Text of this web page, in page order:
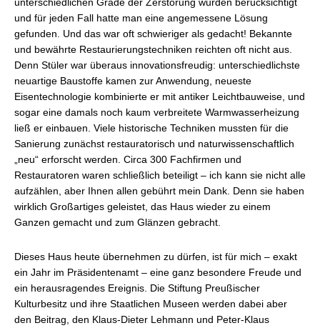
und für jeden Fall hatte man eine angemessene Lösung
gefunden. Und das war oft schwieriger als gedacht! Bekannte
und bewährte Restaurierungstechniken reichten oft nicht aus.
Denn Stüler war überaus innovationsfreudig: unterschiedlichste
neuartige Baustoffe kamen zur Anwendung, neueste
Eisentechnologie kombinierte er mit antiker Leichtbauweise, und
sogar eine damals noch kaum verbreitete Warmwasserheizung
ließ er einbauen. Viele historische Techniken mussten für die
Sanierung zunächst restauratorisch und naturwissenschaftlich
„neu“ erforscht werden. Circa 300 Fachfirmen und
Restauratoren waren schließlich beteiligt – ich kann sie nicht alle
aufzählen, aber Ihnen allen gebührt mein Dank. Denn sie haben
wirklich Großartiges geleistet, das Haus wieder zu einem
Ganzen gemacht und zum Glänzen gebracht.
Dieses Haus heute übernehmen zu dürfen, ist für mich – exakt
ein Jahr im Präsidentenamt – eine ganz besondere Freude und
ein herausragendes Ereignis. Die Stiftung Preußischer
Kulturbesitz und ihre Staatlichen Museen werden dabei aber
den Beitrag, den Klaus-Dieter Lehmann und Peter-Klaus